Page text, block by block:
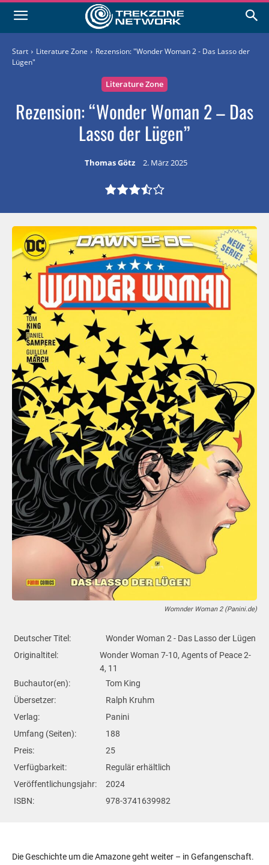
Start Literature Zone
Rezension: "Wonder Woman 2 - Das Lasso der
Lügen"
Literature Zone
Rezension: “Wonder Woman 2 – Das
Lasso der Lügen”
Thomas Götz 2. März 2025
Womnder Woman 2 (Panini.de)
Deutscher Titel:
Wonder Woman 2 - Das Lasso der Lügen
Originaltitel:
Wonder Woman 7-10, Agents of Peace 2-
4, 11
Buchautor(en):
Tom King
Übersetzer:
Ralph Kruhm
Verlag:
Panini
Umfang (Seiten):
188
Preis:
25
Verfügbarkeit:
Regulär erhältlich
Veröffentlichungsjahr:
2024
ISBN:
978-3741639982
Die Geschichte um die Amazone geht weiter – in Gefangenschaft.